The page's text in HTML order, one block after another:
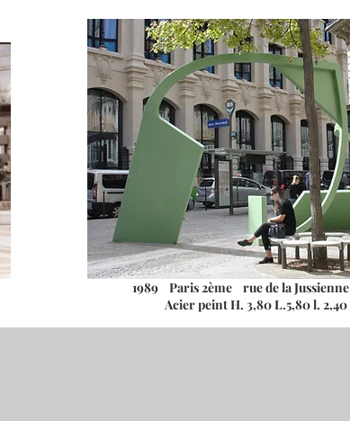
1989 Paris 2ème rue de la Jussienne
Acier peint H. 3,80 L.5,80 l. 2,40